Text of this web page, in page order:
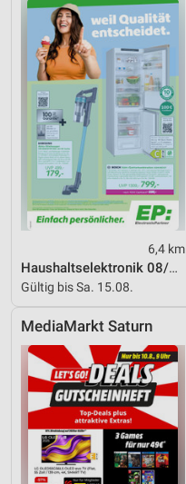
6,4 km
Haushaltselektronik 08/2026
Gültig bis Sa. 15.08.
MediaMarkt Saturn
Werbung